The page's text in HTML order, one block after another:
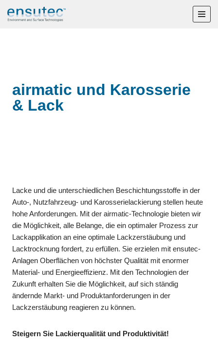
airmatic und Karosserie
& Lack
Lacke und die unterschiedlichen Beschichtungsstoffe in der
Auto-, Nutzfahrzeug- und Karosserielackierung stellen heute
hohe Anforderungen. Mit der airmatic-Technologie bieten wir
die Möglichkeit, alle Belange, die ein optimaler Prozess zur
Lackapplikation an eine optimale Lackzerstäubung und
Lacktrocknung fordert, zu erfüllen. Sie erzielen mit ensutec-
Anlagen Oberflächen von höchster Qualität mit enormer
Material- und Energieeffizienz. Mit den Technologien der
Zukunft erhalten Sie die Möglichkeit, auf sich ständig
ändernde Markt- und Produktanforderungen in der
Lackzerstäubung reagieren zu können.
Steigern Sie Lackierqualität und Produktivität!